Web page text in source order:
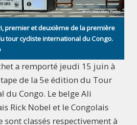
premier et deuxième de la première
tour cycliste international du Congo.
a remporté jeudi 15 juin à
de la 5e édition du Tour
du Congo. Le belge Ali
Rick Nobel et le Congolais
classés respectivement à